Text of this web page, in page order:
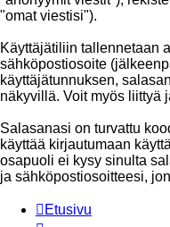
"omat viestisi").
Käyttäjätiliin tallennetaan
sähköpostiosoite
käyttäjätunnuksen,
näkyvillä. Voit myös liittyä
Salasanasi on turvattu
käyttää kirjautumaan
osapuoli ei kysy sinulta
ja sähköpostiosoitteesi,
Etusivu